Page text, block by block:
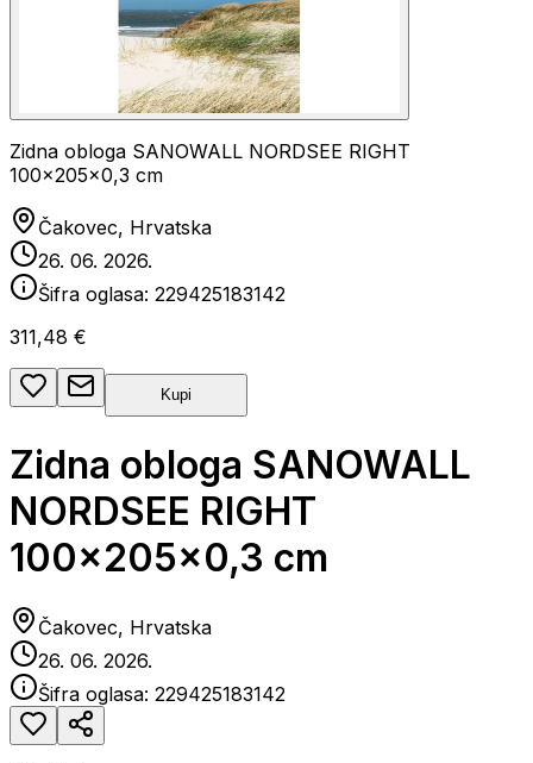
Zidna obloga SANOWALL NORDSEE RIGHT
100x205x0,3 cm
Čakovec, Hrvatska
26. 06. 2026.
Šifra oglasa: 229425183142
311,48 €
Kupi
Zidna obloga SANOWALL
NORDSEE RIGHT
100x205x0,3 cm
Čakovec, Hrvatska
26. 06. 2026.
Šifra oglasa: 229425183142